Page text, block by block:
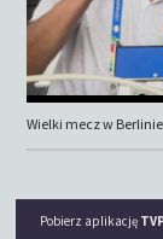
Wielki mecz w
Pobierz aplikację